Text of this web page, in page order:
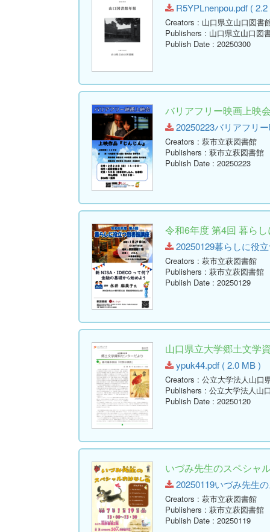
R5YPLnenpou.pdf (
Creators : 山口県立山口図書
Publishers : 山口県立山口図
Publish Date : 20250300
バリアフリー映画上映
20250223バリアフリ
Creators : 萩市立萩図書館
Publishers : 萩市立萩図書館
Publish Date : 20250223
令和6年度 第4回 暮ら
20250129暮らしに役
Creators : 萩市立萩図書館
Publishers : 萩市立萩図書館
Publish Date : 20250129
山口県立大学郷土文学
ypuk44.pdf ( 2.0 MB )
Creators : 公立大学法人山口
Publishers : 公立大学法人山
Publish Date : 20250120
いづみ先生のスペシャ
20250119いづみ先生
Creators : 萩市立萩図書館
Publishers : 萩市立萩図書館
Publish Date : 20250119